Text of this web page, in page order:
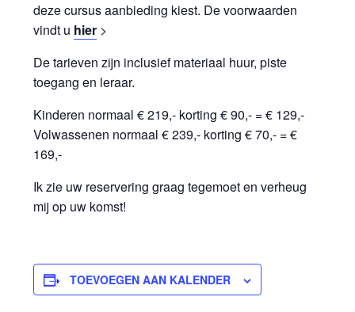
deze cursus aanbieding kiest. De voorwaarden
vindt u hier >
De tarieven zijn inclusief materiaal huur, piste
toegang en leraar.
Kinderen normaal € 219,- korting € 90,- = € 129,-
Volwassenen normaal € 239,- korting € 70,- = €
169,-
Ik zie uw reservering graag tegemoet en verheug
mij op uw komst!
TOEVOEGEN AAN KALENDER